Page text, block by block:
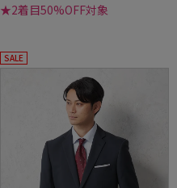
★2着目50%OFF対象
SALE